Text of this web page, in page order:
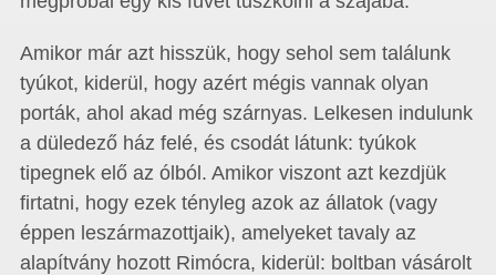
Amikor már azt hisszük, hogy sehol sem találunk
tyúkot, kiderül, hogy azért mégis vannak olyan
porták, ahol akad még szárnyas. Lelkesen indulunk
a düledező ház felé, és csodát látunk: tyúkok
tipegnek elő az ólból. Amikor viszont azt kezdjük
firtatni, hogy ezek tényleg azok az állatok (vagy
éppen leszármazottjaik), amelyeket tavaly az
alapítvány hozott Rimócra, kiderül: boltban vásárolt